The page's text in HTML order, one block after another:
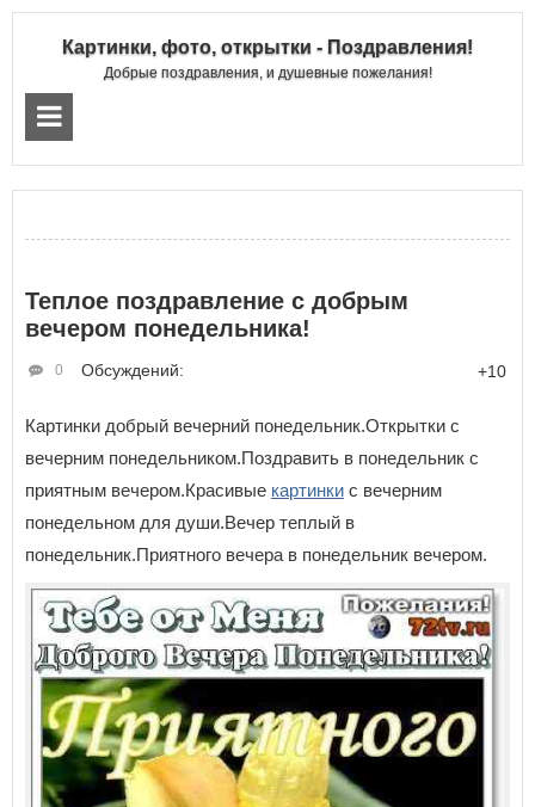
Картинки, фото, открытки - Поздравления!
Добрые поздравления, и душевные пожелания!
Теплое поздравление с добрым
вечером понедельника!
Обсуждений:
0 +10
Картинки добрый вечерний понедельник.Открытки с
вечерним понедельником.Поздравить в понедельник с
приятным вечером.Красивые картинки с вечерним
понедельном для души.Вечер теплый в
понедельник.Приятного вечера в понедельник вечером.